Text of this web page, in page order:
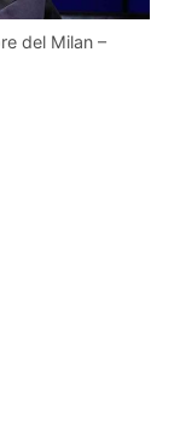
del Milan –